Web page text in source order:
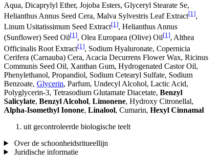
Aqua, Dicaprylyl Ether, Jojoba Esters, Glyceryl Stearate Se,
Helianthus Annus Seed Cera, Malva Sylvestris Leaf Extract[1],
Linum Usitatissimum Seed Extract[1], Helianthus Annus
(Sunflower) Seed Oil[1], Olea Europaea (Olive) Oil[1], Althea
Officinalis Root Extract[1], Sodium Hyaluronate, Copernicia
Cerifera (Carnauba) Cera, Acacia Decurrens Flower Wax, Ricinus
Communis Seed Oil, Xanthan Gum, Hydrogenated Castor Oil,
Phenylethanol, Propandiol, Sodium Cetearyl Sulfate, Sodium
Benzoate, Glycerin, Parfum, Undecyl Alcohol, Lactic Acid,
Polyglycerin-3, Tetrasodium Glutamate Diacetate, Benzyl
Salicylate, Benzyl Alcohol, Limonene, Hydroxy Citronellal,
Alpha-Isomethyl Ionone, Linalool, Cumarin, Hexyl Cinnamal
uit gecontroleerde biologische teelt
Over de schoonheidsritueellijn
Juridische informatie